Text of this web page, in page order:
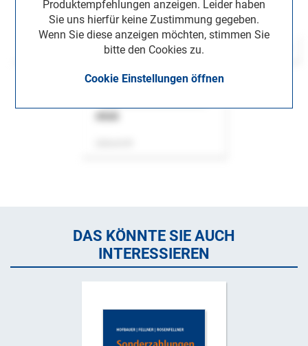
Produktempfehlungen anzeigen. Leider haben
Sie uns hierfür keine Zustimmung gegeben.
Wenn Sie diese anzeigen möchten, stimmen Sie
bitte den Cookies zu.
Cookie Einstellungen öffnen
DAS KÖNNTE SIE AUCH
INTERESSIEREN